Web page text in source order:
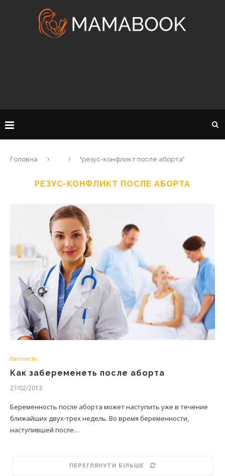
Головна "резус-конфликт после аборта"
РЕЗУС-КОНФЛИКТ ПОСЛЕ АБОРТА
Вагітність
Как забеременеть после аборта
27/02/2013
Беременность после аборта может наступить уже в течение
ближайших двух-трех недель. Во время беременности,
наступившей после…
ПЕРЕГЛЯНУТИ БІЛЬШЕ